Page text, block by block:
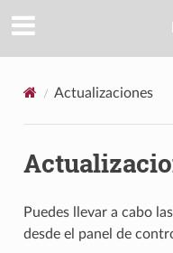
Actualizaciones
Puedes llevar a cabo
desde el panel de